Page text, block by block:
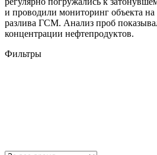
и проводили мониторинг объекта на
разлива ГСМ. Анализ проб
концентрации нефтепродуктов.
Фильтры